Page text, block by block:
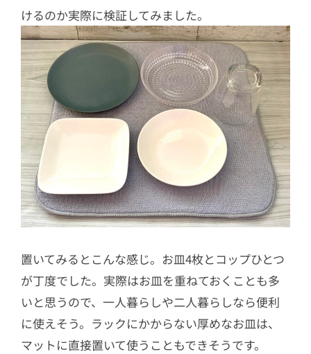
けるのか実際に検証してみました。
置いてみるとこんな感じ。お皿4枚とコップひとつ
が丁度でした。実際はお皿を重ねておくことも多
いと思うので、一人暮らしや二人暮らしなら便利
に使えそう。ラックにかからない厚めなお皿は、
マットに直接置いて使うこともできそうです。